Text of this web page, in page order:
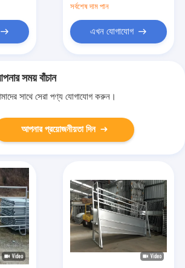
সর্বশেষ দাম পান
এখন যোগাযোগ
সময় বাঁচান
সাথে সেরা পণ্য যোগাযোগ করুন।
আপনার প্রয়োজনীয়তা দিন